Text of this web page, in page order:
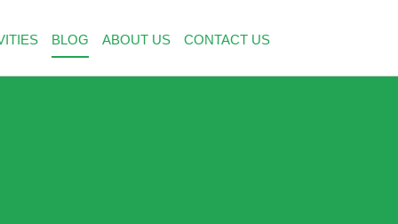
BLOG ABOUT US CONTACT US